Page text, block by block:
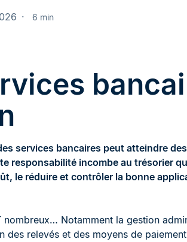
6 min
services bancaires peut atteindre
responsabilité incombe au trésorier
le réduire et contrôler la bonne
nombreux… Notamment la gestion
des relevés et des moyens de